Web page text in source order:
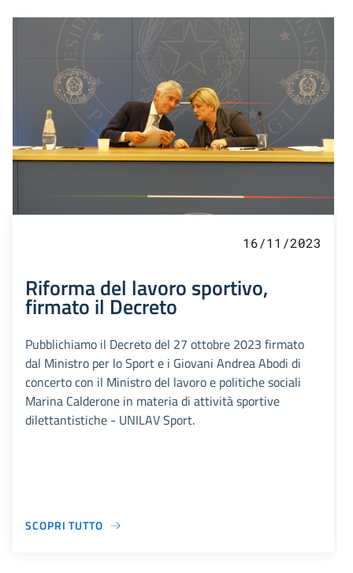
16/11/2023
Riforma del lavoro sportivo,
firmato il Decreto
Pubblichiamo il Decreto del 27 ottobre 2023 firmato
dal Ministro per lo Sport e i Giovani Andrea Abodi di
concerto con il Ministro del lavoro e politiche sociali
Marina Calderone in materia di attività sportive
dilettantistiche - UNILAV Sport.
SCOPRI TUTTO